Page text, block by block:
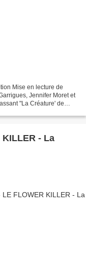
Mise en lecture de
Jennifer Moret et
"La Créature' de
KILLER - La